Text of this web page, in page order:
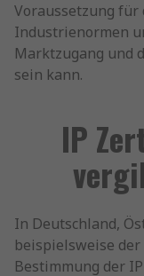
Voraussetzung für
Industrienormen
Marktzugang und
sein kann.
IP
In Deutschland,
beispielsweise
Bestimmung der